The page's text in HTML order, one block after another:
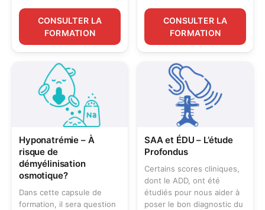
CONSULTER LA
FORMATION
CONSULTER LA
FORMATION
Hyponatrémie – À
risque de
démyélinisation
osmotique?
Dans cette capsule de
formation, il sera question
SAA et ÉDU – L’étude
Profondus
Certains scores cliniques,
dont le ADD, ont été
étudiés pour nous aider à
poser le bon diagnostic du